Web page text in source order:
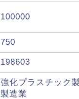
100000
750
198603
強化プラスチック
製造業